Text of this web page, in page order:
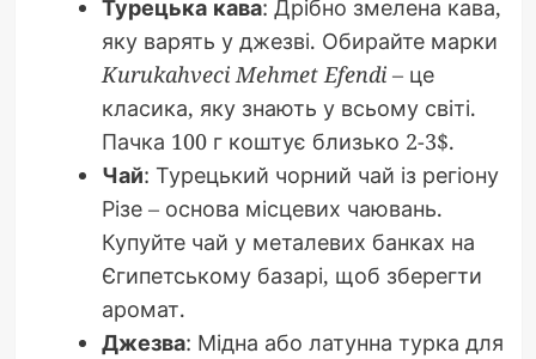
Турецька кава: Дрібно змелена кава,
яку варять у джезві. Обирайте марки
Kurukahveci Mehmet Efendi– це
класика, яку знають у всьому світі.
Пачка 100 г коштує близько 2-3$.
Чай: Турецький чорний чай із регіону
Різе – основа місцевих чаювань.
Купуйте чай у металевих банках на
Єгипетському базарі, щоб зберегти
аромат.
Джезва: Мідна або латунна турка для